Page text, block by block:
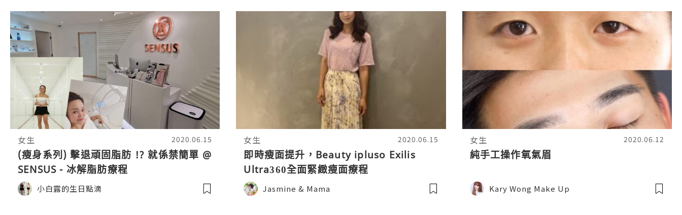
女生 2020.06.15
(瘦身系列) 擊退頑固脂肪 !? 就係禁簡單 @
SENSUS - 冰解脂肪療程
小白露的生日點滴
女生 2020.06.15
即時瘦面提升，Beauty ipluso Exilis
Ultra360全面緊緻瘦面療程
Jasmine & Mama
女生 2020.06.12
純手工操作氧氣眉
Kary Wong Make Up